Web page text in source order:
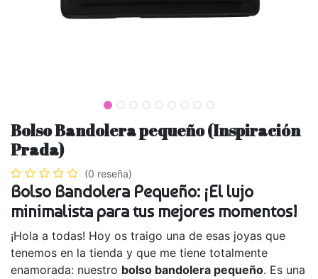
Bolso Bandolera pequeño (Inspiración
Prada)
(0 reseña)
Bolso Bandolera Pequeño: ¡El lujo
minimalista para tus mejores momentos!
¡Hola a todas! Hoy os traigo una de esas joyas que
tenemos en la tienda y que me tiene totalmente
enamorada: nuestro bolso bandolera pequeño. Es una